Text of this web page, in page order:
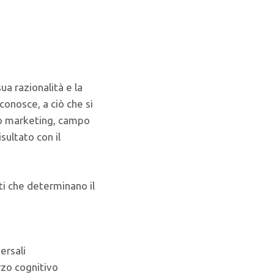
razionalità e la
a ciò che si
marketing, campo
con il
che determinano il
cognitivo